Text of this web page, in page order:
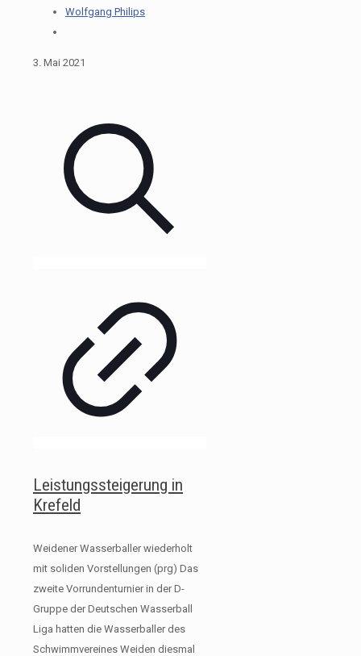
Wolfgang Philips
3. Mai 2021
Leistungssteigerung in
Krefeld
Weidener Wasserballer wiederholt
mit soliden Vorstellungen (prg) Das
zweite Vorrundenturnier in der D-
Gruppe der Deutschen Wasserball
Liga hatten die Wasserballer des
Schwimmvereines Weiden diesmal